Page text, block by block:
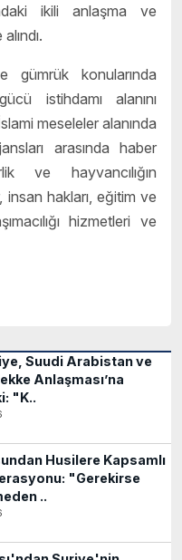
ikili anlaşma ve
gümrük konularında
istihdamı alanını
meseleler alanında
arasında haber
ve hayvancılığın
insan hakları, eğitim ve
hizmetleri ve
Suudi Arabistan ve
Anlaşması’na
"K..
Husilere Kapsamlı
"Gerekirse
..